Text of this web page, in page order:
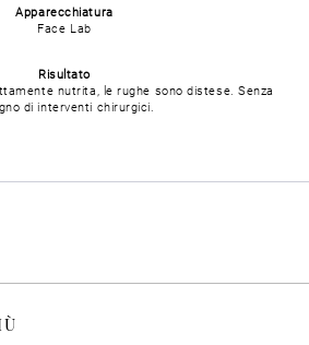
Apparecchiatura
Face Lab
Risultato
nutrita, le rughe sono distese. Senza
di interventi chirurgici.